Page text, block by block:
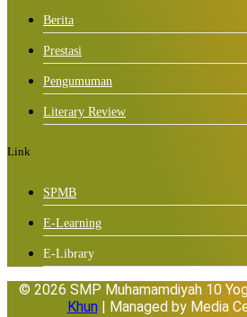
Berita
Prestasi
Pengumuman
Literary Review
Link
SPMB
E-Learning
E-Library
© 2026 SMP Muhamamdiyah 10
Khun| Managed by Media